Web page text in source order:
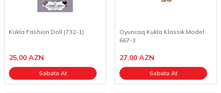
Kukla Fashion Doll (732-1)
25,00 AZN
Səbətə At
Oyuncaq Kukla Klassik Model
667-3
27,00 AZN
Səbətə At